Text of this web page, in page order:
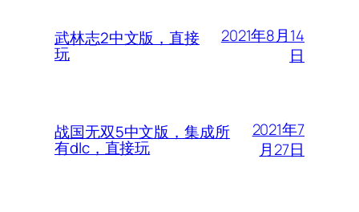
武林志2中文版，直接
玩
2021年8月14
日
战国无双5中文版，集成所
有dlc，直接玩
2021年7
月27日